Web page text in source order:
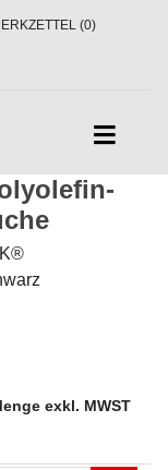
(0)
exkl. MWST